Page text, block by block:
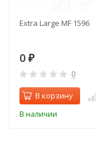
Extra Large MF 1596
0 ₽
0
В корзину
В наличии